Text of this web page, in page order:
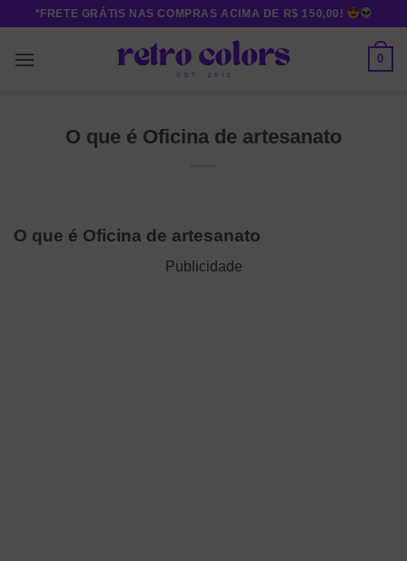
content
*FRETE GRÁTIS NAS COMPRAS ACIMA DE R$ 150,00!
0
O que é Oficina de artesanato
O que é Oficina de artesanato
Publicidade